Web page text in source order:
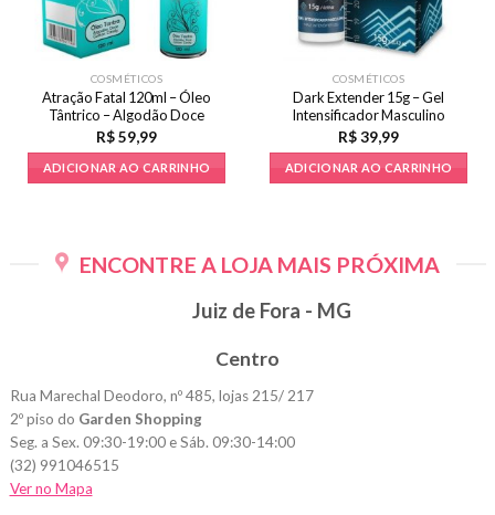
COSMÉTICOS
Atração Fatal 120ml – Óleo
Tântrico – Algodão Doce
R$59,99
ADICIONAR AO CARRINHO
COSMÉTICOS
Dark Extender 15g – Gel
Intensificador Masculino
R$39,99
ADICIONAR AO CARRINHO
ENCONTRE A LOJA MAIS PRÓXIMA
Juiz de Fora - MG
Centro
Rua Marechal Deodoro, nº 485, lojas 215/ 217
2º piso do Garden Shopping
Seg. a Sex. 09:30-19:00 e Sáb. 09:30-14:00
(32) 991046515
Ver no Mapa